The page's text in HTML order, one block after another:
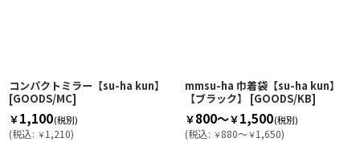
コンパクトミラー【su-ha kun】
[GOODS/MC]
￥1,100(税別)
(税込: ￥1,210)
mmsu-ha 巾着袋【su-ha kun】
【ブラック】
[GOODS/KB]
￥800～￥1,500(税別)
(税込: ￥880～￥1,650)